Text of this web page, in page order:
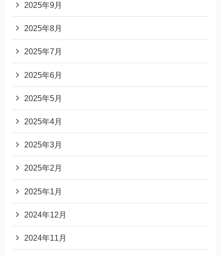
2025年9月
2025年8月
2025年7月
2025年6月
2025年5月
2025年4月
2025年3月
2025年2月
2025年1月
2024年12月
2024年11月